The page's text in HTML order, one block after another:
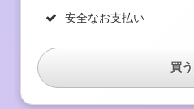
安全なお支払い
買う